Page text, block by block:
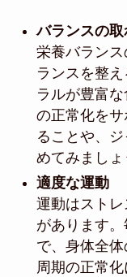
バランスの
栄養バラン
ランスを整
ラルが豊富
の正常化を
ることや、
めてみましょ
適度な運動
運動はスト
があります
で、身体全
周期の正常